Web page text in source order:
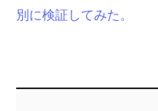
別に検証してみた。